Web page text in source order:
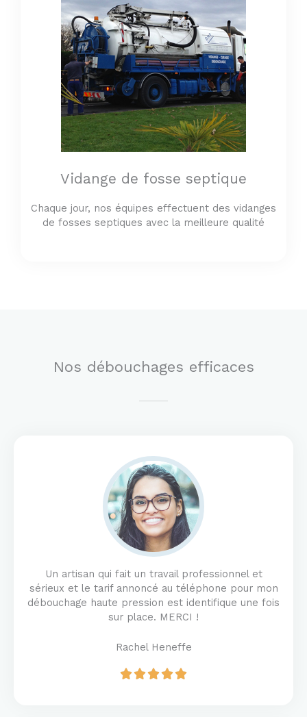
Vidange de fosse septique
Chaque jour, nos équipes effectuent des vidanges
de fosses septiques avec la meilleure qualité
Nos débouchages efficaces
Un artisan qui fait un travail professionnel et
sérieux et le tarif annoncé au téléphone pour mon
débouchage haute pression est identifique une fois
sur place. MERCI !
Rachel Heneffe
R